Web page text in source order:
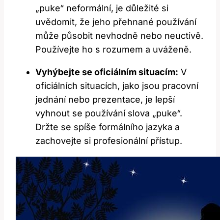
„puke“ neformální, je důležité si
uvědomit, že jeho přehnané používání
může působit nevhodně nebo neuctivě.
Používejte ho s rozumem a uváženě.
Vyhýbejte se oficiálním situacím: V
oficiálních situacích, jako jsou pracovní
jednání nebo prezentace, je lepší
vyhnout se používání slova „puke“.
Držte se spíše formálního jazyka a
zachovejte si profesionální přístup.